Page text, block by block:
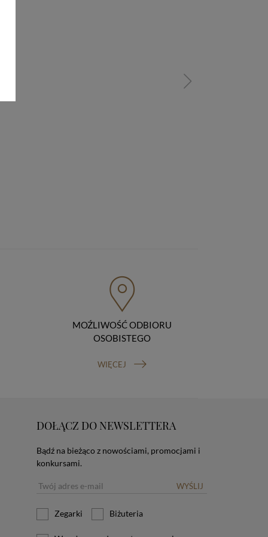
MOŹLIWOŚĆ ODBIORU
OSOBISTEGO
WIĘCEJ
DOŁĄCZ DO NEWSLETTERA
Bądź na bieżąco z nowościami, promocjami i
konkursami.
WYŚLIJ
Zegarki Biżuteria